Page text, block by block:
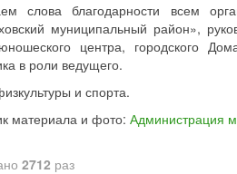
слова благодарности всем
муниципальный район»,
центра, городского
в роли ведущего.
и спорта.
материала и фото: Администрация
2712 раз